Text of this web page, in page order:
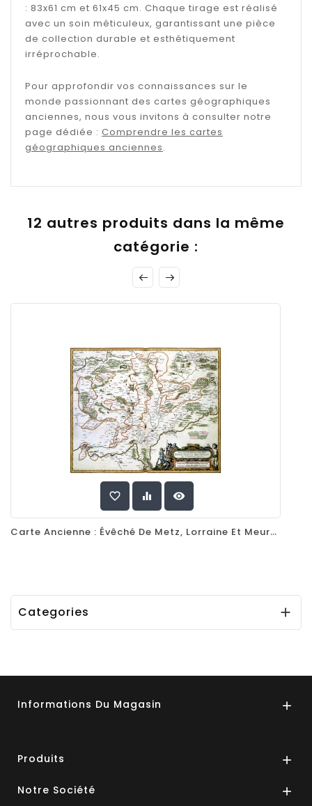
: 83x61 cm et 61x45 cm. Chaque tirage est réalisé
avec un soin méticuleux, garantissant une pièce
de collection durable et esthétiquement
irréprochable.
Pour approfondir vos connaissances sur le
monde passionnant des cartes géographiques
anciennes, nous vous invitons à consulter notre
page dédiée : Comprendre les cartes
géographiques anciennes.
12 autres produits dans la même
catégorie :
favorite_border equalizer visibility
Carte Ancienne : Évêché De Metz, Lorraine Et Meurthe-Et-Moselle Par Joan Blaeu, 1662
Categories 
Informations Du Magasin 
Produits 
Notre Société 